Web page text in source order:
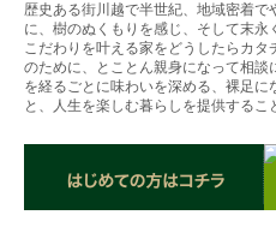
歴史ある街川越で半世紀、地域密着
に、樹のぬくもりを感じ、そして末
こだわりを叶える家をどうしたらカ
のために、とことん親身になって相談
を経るごとに味わいを深める、裸足
と、人生を楽しむ暮らしを提供するこ